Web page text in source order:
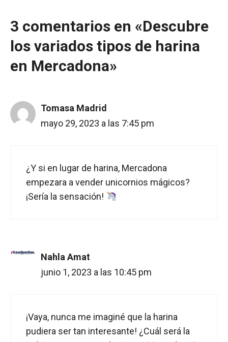
3 comentarios en «Descubre
los variados tipos de harina
en Mercadona»
Tomasa Madrid
mayo 29, 2023 a las 7:45 pm
¿Y si en lugar de harina, Mercadona
empezara a vender unicornios mágicos?
¡Sería la sensación!
Nahla Amat
junio 1, 2023 a las 10:45 pm
¡Vaya, nunca me imaginé que la harina
pudiera ser tan interesante! ¿Cuál será la